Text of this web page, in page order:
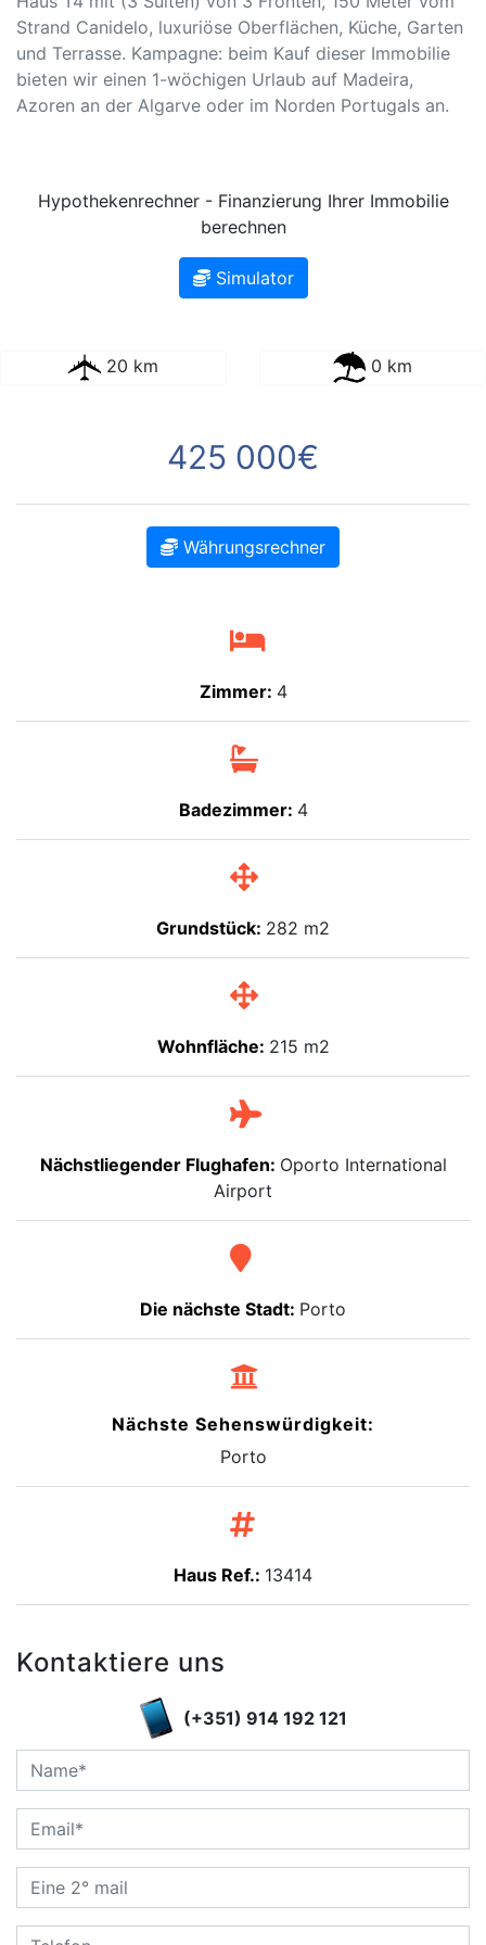
Strand Canidelo, luxuriöse Oberflächen, Küche, Garten
und Terrasse. Kampagne: beim Kauf dieser Immobilie
bieten wir einen 1-wöchigen Urlaub auf Madeira,
Azoren an der Algarve oder im Norden Portugals an.
Hypothekenrechner - Finanzierung Ihrer Immobilie
berechnen
Simulator
20 km 0 km
425 000€
Währungsrechner
Zimmer: 4
Badezimmer: 4
Grundstück: 282 m2
Wohnfläche: 215 m2
Nächstliegender Flughafen: Oporto International
Airport
Die nächste Stadt: Porto
Nächste Sehenswürdigkeit:
Porto
Haus Ref.: 13414
Kontaktiere uns
(+351) 914 192 121